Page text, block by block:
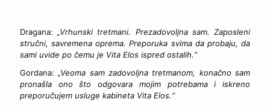
Dragana: „Vrhunski tretmani. Prezadovoljna sam. Zaposleni
stručni, savremena oprema. Preporuka svima da probaju, da
sami uvide po čemu je Vita Elos ispred ostalih.“
Gordana: „Veoma sam zadovoljna tretmanom, konačno sam
pronašla ono što odgovara mojim potrebama i iskreno
preporučujem usluge kabineta Vita Elos.“